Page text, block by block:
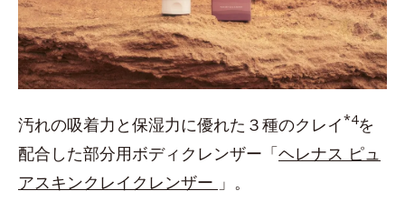
汚れの吸着力と保湿力に優れた３種のクレイ*4を
配合した部分用ボディクレンザー「ヘレナス ピュ
アスキンクレイクレンザー 」。